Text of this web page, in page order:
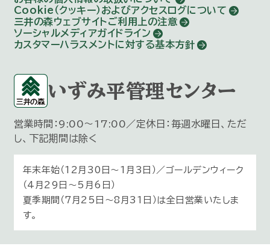
Cookie（クッキー）およびアクセスログについて
三井の森ウェブサイトご利用上の注意
ソーシャルメディアガイドライン
カスタマーハラスメントに対する基本方針
いずみ平管理センター
営業時間：9:00～17:00／定休日：毎週水曜日、ただ
し、下記期間は除く
年末年始（12月30日〜1月3日）／ゴールデンウィーク
（4月29日～5月6日）
夏季期間（7月25日～8月31日）は全日営業いたしま
す。